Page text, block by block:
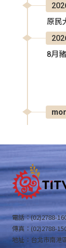
原民
8月
電話：(02)2788-
傳真：(02)2788-
地址：台北市南港